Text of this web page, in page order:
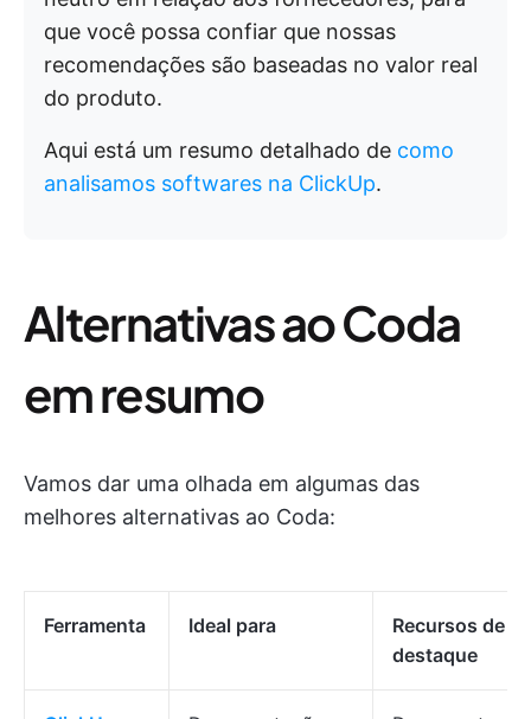
que você possa confiar que nossas
recomendações são baseadas no valor real
do produto.
Aqui está um resumo detalhado de como
analisamos softwares na ClickUp.
Alternativas ao Coda
em resumo
Vamos dar uma olhada em algumas das
melhores alternativas ao Coda:
Ferramenta Ideal para
Recursos de
destaque